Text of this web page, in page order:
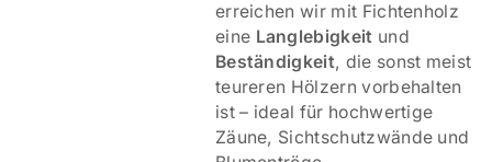
erreichen wir mit Fichtenholz
eine Langlebigkeit und
Beständigkeit, die sonst meist
teureren Hölzern vorbehalten
ist – ideal für hochwertige
Zäune, Sichtschutzwände und